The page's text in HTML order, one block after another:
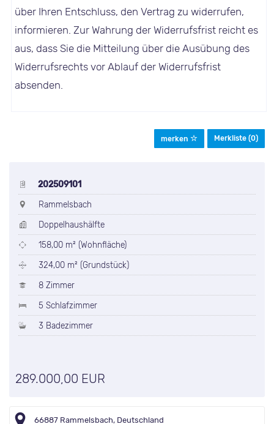
über Ihren Entschluss, den Vertrag zu widerrufen,
informieren. Zur Wahrung der Widerrufsfrist reicht es
aus, dass Sie die Mitteilung über die Ausübung des
Widerrufsrechts vor Ablauf der Widerrufsfrist
absenden.
Merkliste (0)
merken
202509101
Rammelsbach
Doppelhaushälfte
158,00 m² (Wohnfläche)
324,00 m² (Grundstück)
8 Zimmer
5 Schlafzimmer
3 Badezimmer
289.000,00 EUR
66887 Rammelsbach, Deutschland